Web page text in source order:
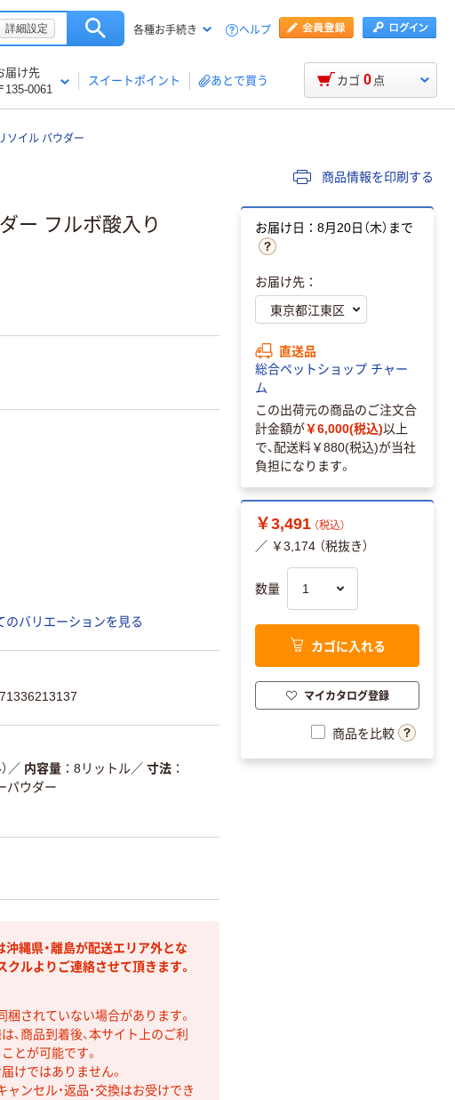
詳細設定 各種お手続き ヘルプ
届け先
135-0061
スイートポイント あとで買う カゴ 0 点
ソイル パウダー
商品情報を印刷する
ー フルボ酸入り
のバリエーションを見る
／ 内容量 8リットル／ 寸法
パウダー
縄県・離島が配送エリア外とな
クルよりご連絡させて頂きます。
梱されていない場合があります。
、商品到着後、本サイト上のご利
とが可能です。
けではありません。
ンセル・返品・交換はお受けでき
お届け日：8月20日（木）まで
お届け先：
直送品
総合ペットショップ チャー
ム
この出荷元の商品のご注文合
計金額が￥6,000(税込)以上
で、配送料￥880(税込)が当社
負担になります。
￥3,491 （税込）
／ ￥3,174 （税抜き）
数量
カゴに入れる
マイカタログ登録
商品を比較